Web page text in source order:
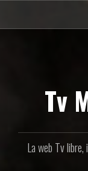
contenu
Tv
La web Tv